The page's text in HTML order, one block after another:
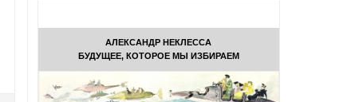
АЛЕКСАНДР НЕКЛЕССА
БУДУЩЕЕ, КОТОРОЕ МЫ ИЗБИРАЕМ